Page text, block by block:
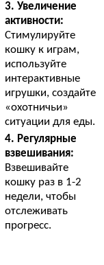
3. Увеличение
активности:
Стимулируйте
кошку к играм,
используйте
интерактивные
игрушки, создайте
«охотничьи»
ситуации для еды.
4. Регулярные
взвешивания:
Взвешивайте
кошку раз в 1-2
недели, чтобы
отслеживать
прогресс.